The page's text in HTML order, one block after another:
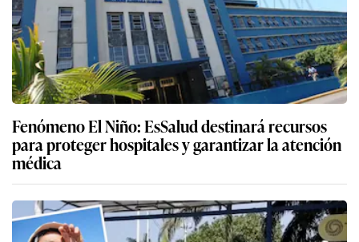
Fenómeno El Niño: EsSalud destinará recursos
para proteger hospitales y garantizar la atención
médica